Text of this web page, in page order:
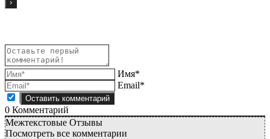
Имя*
Email*
0 Комментарий
Межтекстовые Отзывы
Посмотреть все комментарии